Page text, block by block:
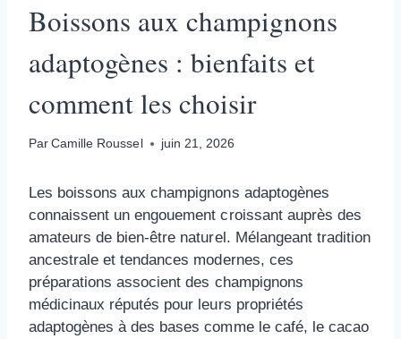
Boissons aux champignons
adaptogènes : bienfaits et
comment les choisir
Par Camille Roussel juin 21, 2026
Les boissons aux champignons adaptogènes
connaissent un engouement croissant auprès des
amateurs de bien-être naturel. Mélangeant tradition
ancestrale et tendances modernes, ces
préparations associent des champignons
médicinaux réputés pour leurs propriétés
adaptogènes à des bases comme le café, le cacao